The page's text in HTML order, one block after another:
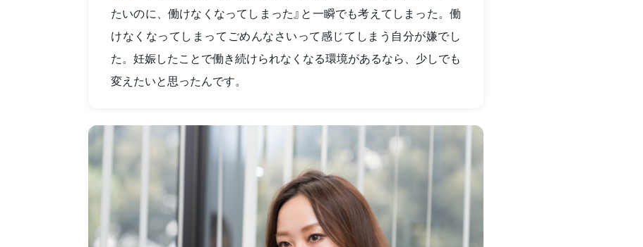
たいのに、働けなくなってしまった』と一瞬でも考えてしまった。働
けなくなってしまってごめんなさいって感じてしまう自分が嫌でし
た。妊娠したことで働き続けられなくなる環境があるなら、少しでも
変えたいと思ったんです。